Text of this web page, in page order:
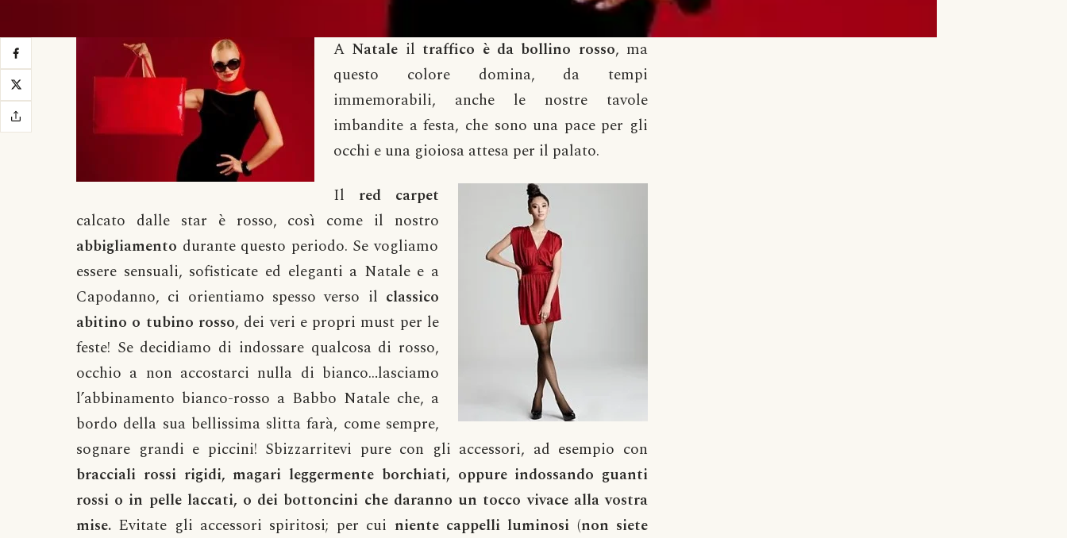
A Natale iltraffico è da bollino rosso, ma
questo colore domina, da tempi
immemorabili, anche le nostre tavole
imbandite a festa, che sono una pace per gli
occhi e una gioiosa attesa per il palato.
Il red carpet
calcato dalle star è rosso, così come il nostro
abbigliamento durante questo periodo. Se vogliamo
essere sensuali, sofisticate ed eleganti a Natale e a
Capodanno, ci orientiamo spesso verso il classico
abitino o tubino rosso, dei veri e propri must per le
feste! Se decidiamo di indossare qualcosa di rosso,
occhio a non accostarci nulla di bianco…lasciamo
l’abbinamento bianco-rosso a Babbo Natale che, a
bordo della sua bellissima slitta farà, come sempre,
sognare grandi e piccini! Sbizzarritevi pure con gli accessori, ad esempio con
bracciali rossi rigidi, magari leggermente borchiati, oppure indossando guanti
rossi o in pelle laccati, o dei bottoncini che daranno un tocco vivace alla vostra
mise. Evitate gli accessori spiritosi; per cui niente cappelli luminosi (non siete